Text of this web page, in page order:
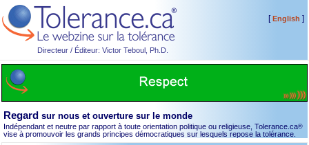
Directeur / Éditeur: Victor Teboul, Ph.D.
[English ]
Regard sur nous et ouverture sur le monde
Indépendant et neutre par rapport à toute orientation politique ou religieuse, Tolerance.ca®
vise à promouvoir les grands principes démocratiques sur lesquels repose la tolérance.